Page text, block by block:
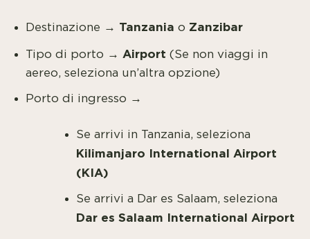
Destinazione → Tanzania o Zanzibar
Tipo di porto → Airport (Se non viaggi in
aereo, seleziona un’altra opzione)
Porto di ingresso →
Se arrivi in Tanzania, seleziona
Kilimanjaro International Airport
(KIA)
Se arrivi a Dar es Salaam, seleziona
Dar es Salaam International Airport